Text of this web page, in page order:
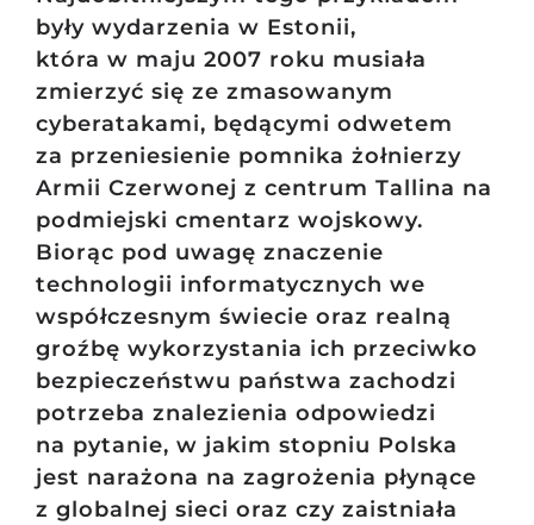
były wydarzenia w Estonii,
która w maju 2007 roku musiała
zmierzyć się ze zmasowanym
cyberatakami, będącymi odwetem
za przeniesienie pomnika żołnierzy
Armii Czerwonej z centrum Tallina na
podmiejski cmentarz wojskowy.
Biorąc pod uwagę znaczenie
technologii informatycznych we
współczesnym świecie oraz realną
groźbę wykorzystania ich przeciwko
bezpieczeństwu państwa zachodzi
potrzeba znalezienia odpowiedzi
na pytanie, w jakim stopniu Polska
jest narażona na zagrożenia płynące
z globalnej sieci oraz czy zaistniała